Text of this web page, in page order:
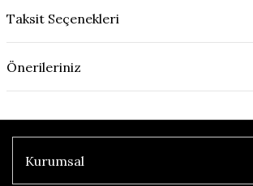
Taksit Seçenekleri
Önerileriniz
Kurumsal